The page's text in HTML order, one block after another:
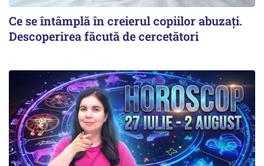
Ce se întâmplă în creierul copiilor abuzați.
Descoperirea făcută de cercetători